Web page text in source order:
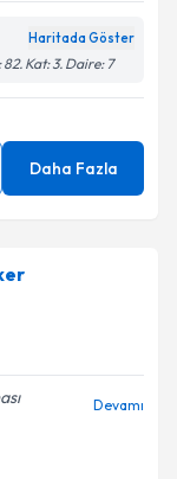
Haritada Göster
Kat: 3. Daire: 7
Daha Fazla
Devamı